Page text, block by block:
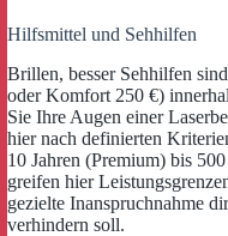
Hilfsmittel und Sehhilfen
Brillen, besser Sehhilfen
oder Komfort 250 €)
Sie Ihre Augen einer
hier nach definierten
10 Jahren (Premium) bis
greifen hier
gezielte Inanspruchnahme
verhindern soll.